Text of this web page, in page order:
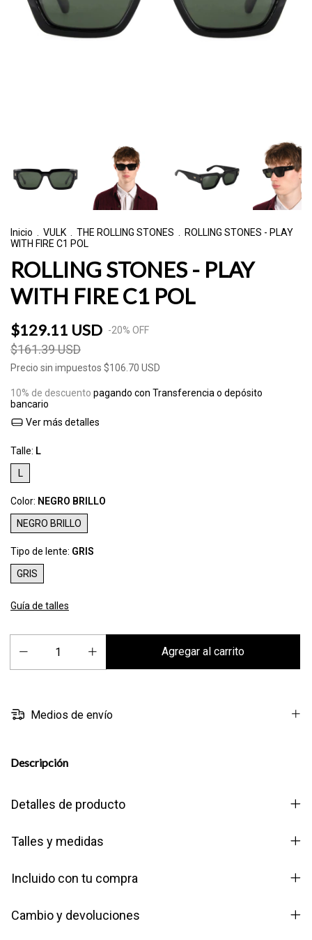
Inicio VULK THE ROLLING STONES
ROLLING STONES - PLAY
WITH FIRE C1 POL
ROLLING STONES - PLAY
WITH FIRE C1 POL
$129.11 USD -20% OFF
$161.39 USD
Precio sin impuestos $106.70 USD
10% de descuento pagando con Transferencia o depósito
bancario
Ver más detalles
Talle: L
L
Color: NEGRO BRILLO
NEGRO BRILLO
Tipo de lente: GRIS
GRIS
Guía de talles
Medios de envío
Descripción
Detalles de producto
Talles y medidas
Incluido con tu compra
Cambio y devoluciones